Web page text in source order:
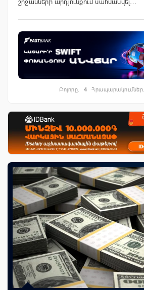
շրջանների արդյունքում սահմանվել…
Բոլորը. 4 Հրապարակումներ.